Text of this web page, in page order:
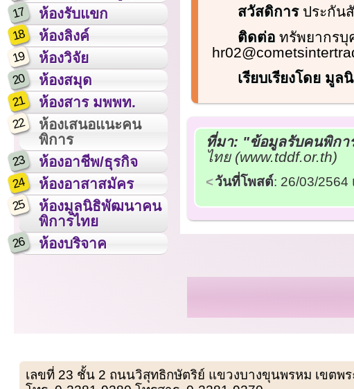
17 ห้องรับแขก
18 ห้องลิงค์
19 ห้องวิจัย
20 ห้องสมุด
21 ห้องสาร มพพท.
22
ห้องเสนอแนะคน
พิการ
23 ห้องอาชีพ/ธุรกิจ
24 ห้องอาสาสมัคร
25
ห้องมูลนิธิพัฒนาคน
พิการไทย
26 ห้องบริจาค
สวัสดิการประกัน
ติดต่อ ทรัพยากรบุ
เรียบเรียงโดย มู
ที่มา: "ข้อมูลรับคนพิกา
ไทย (www.tddf.or.th)
วันที่โพสต์: 26/03/2564
เลขที่ 23 ชั้น 2 ถนนวิสุทธิกษัตริย์ แขวงบางขุนพรหม เขตพ